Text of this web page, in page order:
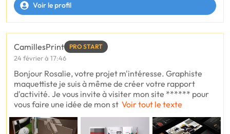
Voir le profil
CamillesPrint PRO START
24 février à 17:46
Bonjour Rosalie, votre projet m'intéresse. Graphiste
maquettiste je suis à même de créer votre rapport
d'activité. Je vous invite à visiter mon site ****** pour
vous faire une idée de mon st Voir tout le texte